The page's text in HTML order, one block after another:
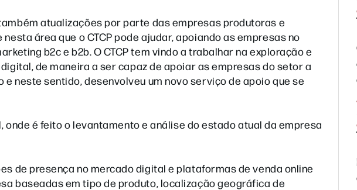
atualizações por parte das empresas produtoras e
área que o CTCP pode ajudar, apoiando as empresas no
b2c e b2b. O CTCP tem vindo a trabalhar na exploração e
de maneira a ser capaz de apoiar as empresas do setor a
neste sentido, desenvolveu um novo serviço de apoio que se
é feito o levantamento e análise do estado atual da empresa
de presença no mercado digital e plataformas de venda online
baseadas em tipo de produto, localização geográfica de